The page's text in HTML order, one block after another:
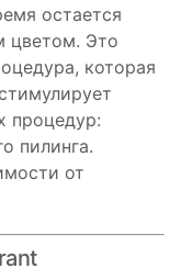
остается
цветом. Это
которая
процедур:
пилинга.
от